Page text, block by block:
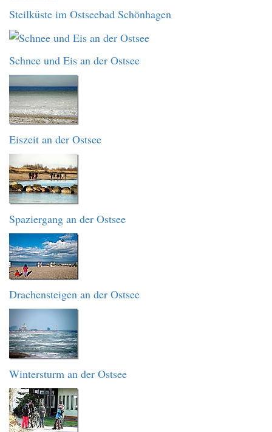
Steilküste im Ostseebad Schönhagen
Schnee und Eis an der Ostsee
Eiszeit an der Ostsee
Spaziergang an der Ostsee
Drachensteigen an der Ostsee
Wintersturm an der Ostsee